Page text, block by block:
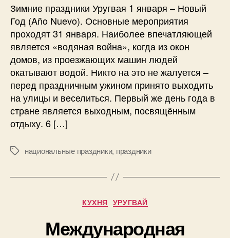
з
а
п
и
с
и
а
п
и
с
и
и
с
и
-
П
р
а
з
д
н
и
в
я
Зимние праздники Уругвая 1 января – Новый
Год (Año Nuevo). Основные мероприятия
проходят 31 января. Наиболее впечатляющей
является «водяная война», когда из окон
домов, из проезжающих машин людей
окатывают водой. Никто на это не жалуется –
перед праздничным ужином принято выходить
на улицы и веселиться. Первый же день года в
стране является выходным, посвящённым
отдыху. 6 […]
М
национальные праздники, праздники
Р
у
б
р
КУХНЯ УРУГВАЙ
Международная